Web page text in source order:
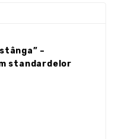
–
standardelor